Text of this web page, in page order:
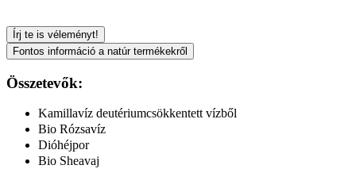
Írj te is véleményt!
Fontos információ a natúr termékekről
Összetevők:
Kamillavíz deutériumcsökkentett vízből
Bio Rózsavíz
Dióhéjpor
Bio Sheavaj